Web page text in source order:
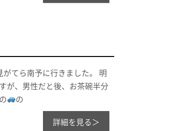
てら南予に行きました。 明
が、男性だと後、お茶碗半分
の
詳細を見る＞